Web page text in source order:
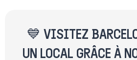
💙 VISITEZ
UN LOCAL GRÂCE À